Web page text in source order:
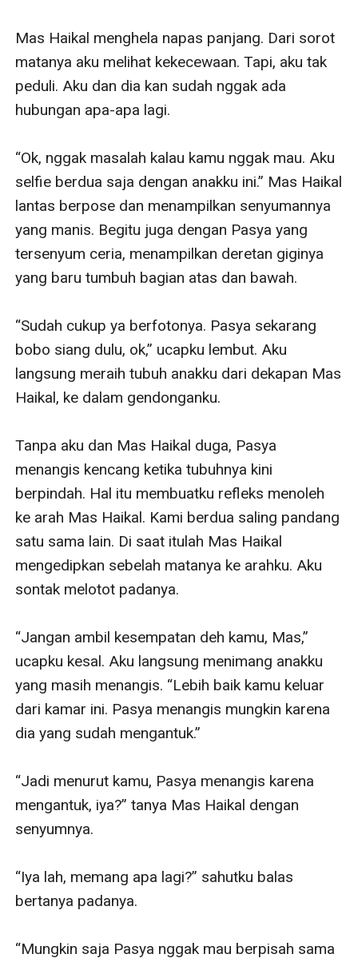
Mas Haikal menghela napas panjang. Dari sorot
matanya aku melihat kekecewaan. Tapi, aku tak
peduli. Aku dan dia kan sudah nggak ada
hubungan apa-apa lagi.
“Ok, nggak masalah kalau kamu nggak mau. Aku
selfie berdua saja dengan anakku ini.” Mas Haikal
lantas berpose dan menampilkan senyumannya
yang manis. Begitu juga dengan Pasya yang
tersenyum ceria, menampilkan deretan giginya
yang baru tumbuh bagian atas dan bawah.
“Sudah cukup ya berfotonya. Pasya sekarang
bobo siang dulu, ok,” ucapku lembut. Aku
langsung meraih tubuh anakku dari dekapan Mas
Haikal, ke dalam gendonganku.
Tanpa aku dan Mas Haikal duga, Pasya
menangis kencang ketika tubuhnya kini
berpindah. Hal itu membuatku refleks menoleh
ke arah Mas Haikal. Kami berdua saling pandang
satu sama lain. Di saat itulah Mas Haikal
mengedipkan sebelah matanya ke arahku. Aku
sontak melotot padanya.
“Jangan ambil kesempatan deh kamu, Mas,”
ucapku kesal. Aku langsung menimang anakku
yang masih menangis. “Lebih baik kamu keluar
dari kamar ini. Pasya menangis mungkin karena
dia yang sudah mengantuk.”
“Jadi menurut kamu, Pasya menangis karena
mengantuk, iya?” tanya Mas Haikal dengan
senyumnya.
“Iya lah, memang apa lagi?” sahutku balas
bertanya padanya.
“Mungkin saja Pasya nggak mau berpisah sama